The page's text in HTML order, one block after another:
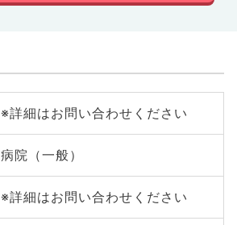
※詳細はお問い合わせください
病院（一般）
※詳細はお問い合わせください